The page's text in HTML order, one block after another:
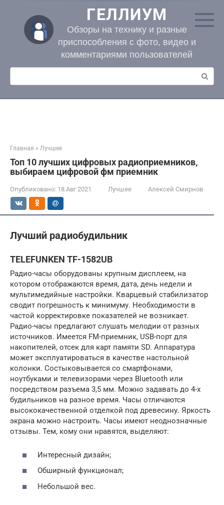
контенту
ГЕЛЛИУМ
Обзоры на технику и разные
приспособления с фото, видео и
комментариями пользователей
Поиск:
Главная » Лучшее
Топ 10 лучших цифровых радиоприемников,
выбираем цифровой фм приемник
Опубликовано: 18 Авг 2021 Лучшее Алексей Смирнов
Лучший радиобудильник
TELEFUNKEN TF-1582UB
Радио-часы оборудованы крупным дисплеем, на
котором отображаются время, дата, день недели и
мультимедийные настройки. Кварцевый стабилизатор
сводит погрешность к минимуму. Необходимости в
частой корректировке показателей не возникает.
Радио-часы предлагают слушать мелодии от разных
источников. Имеется FM-приемник, USB-порт для
накопителей, отсек для карт памяти SD. Аппаратура
может эксплуатироваться в качестве настольной
колонки. Состыковывается со смартфонами,
ноутбуками и телевизорами через Bluetooth или
посредством разъема 3,5 мм. Можно задавать до 4-х
будильников на разное время. Часы отличаются
высококачественной отделкой под древесину. Яркость
экрана можно настроить. Часы имеют неоднозначные
отзывы. Тем, кому они нравятся, выделяют:
Интересный дизайн;
Обширный функционал;
Небольшой вес.